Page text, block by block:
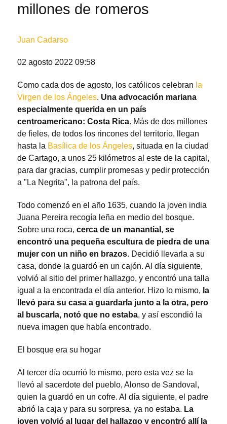
millones de romeros
Juan Cadarso
02 agosto 2022 09:58
Como cada dos de agosto, los católicos celebran la
Virgen de los Ángeles. Una advocación mariana
especialmente querida en un país
centroamericano: Costa Rica. Más de dos millones
de fieles, de todos los rincones del territorio, llegan
hasta la Basílica de los Ángeles, situada en la ciudad
de Cartago, a unos 25 kilómetros al este de la capital,
para dar gracias, cumplir promesas y pedir protección
a "La Negrita", la patrona del país.
Todo comenzó en el año 1635, cuando la joven india
Juana Pereira recogía leña en medio del bosque.
Sobre una roca, cerca de un manantial, se
encontró una pequeña escultura de piedra de una
mujer con un niño en brazos. Decidió llevarla a su
casa, donde la guardó en un cajón. Al día siguiente,
volvió al sitio del primer hallazgo, y encontró una talla
igual a la encontrada el día anterior. Hizo lo mismo, la
llevó para su casa a guardarla junto a la otra, pero
al buscarla, notó que no estaba, y así escondió la
nueva imagen que había encontrado.
El bosque era su hogar
Al tercer día ocurrió lo mismo, pero esta vez se la
llevó al sacerdote del pueblo, Alonso de Sandoval,
quien la guardó en un cofre. Al día siguiente, el padre
abrió la caja y para su sorpresa, ya no estaba. La
joven volvió al lugar del hallazgo y encontró allí la